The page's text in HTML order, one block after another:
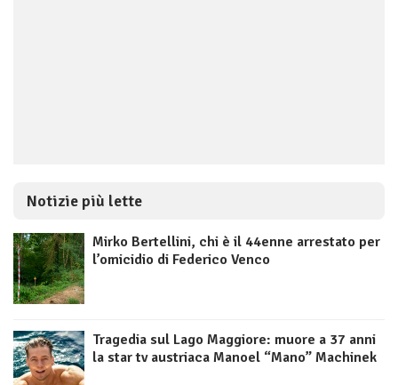
Notizie più lette
Mirko Bertellini, chi è il 44enne arrestato per
l’omicidio di Federico Venco
Tragedia sul Lago Maggiore: muore a 37 anni
la star tv austriaca Manoel “Mano” Machinek